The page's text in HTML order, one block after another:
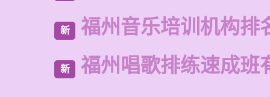
新 福州音乐培训机构排
新 福州唱歌排练速成班